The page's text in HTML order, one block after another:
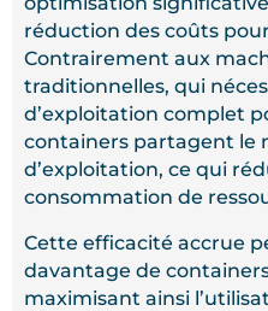
réduction des coûts
Contrairement aux
traditionnelles, qui
d’exploitation complet
containers partagent le
d’exploitation, ce qui
consommation de
Cette efficacité accrue
davantage de
maximisant ainsi